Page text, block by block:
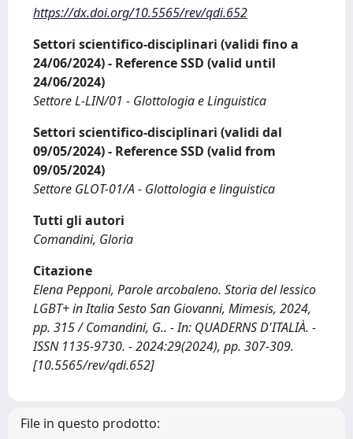
https://dx.doi.org/10.5565/rev/qdi.652
Settori scientifico-disciplinari (validi fino a
24/06/2024) - Reference SSD (valid until
24/06/2024)
Settore L-LIN/01 - Glottologia e Linguistica
Settori scientifico-disciplinari (validi dal
09/05/2024) - Reference SSD (valid from
09/05/2024)
Settore GLOT-01/A - Glottologia e linguistica
Tutti gli autori
Comandini, Gloria
Citazione
Elena Pepponi, Parole arcobaleno. Storia del lessico
LGBT+ in Italia Sesto San Giovanni, Mimesis, 2024,
pp. 315 / Comandini, G.. - In: QUADERNS D'ITALIÀ. -
ISSN 1135-9730. - 2024:29(2024), pp. 307-309.
[10.5565/rev/qdi.652]
File in questo prodotto: